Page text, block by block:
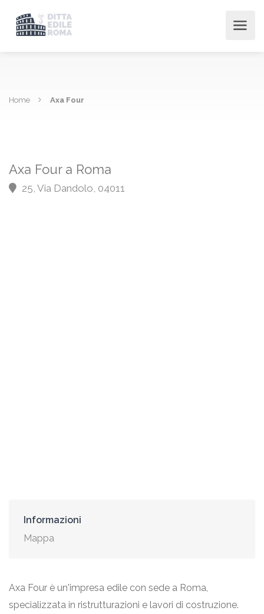
Home Axa Four
Axa Four a Roma
25, Via Dandolo, 04011
Informazioni
Mappa
Axa Four è un'impresa edile con sede a Roma,
specializzata in ristrutturazioni e lavori di costruzione.